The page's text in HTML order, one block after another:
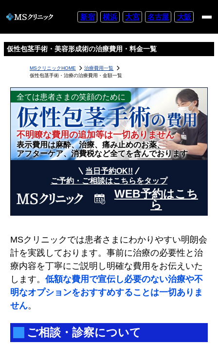
新宿 横浜 大宮 名古屋 大阪
仮性包茎手術・美容形成術の治療費用・料金一覧
MSクリニックHOME
治療費用一覧
仮性包茎手術・治療の治療費用・金額一覧
全ては患者さまの笑顔のために
仮性包茎手術の費用
不明瞭な費用の追加等は一切ありません
表示費用は麻酔、治療、痛み止めのお薬、
アフターケア、消費税など全てを含んでおります
当日予約OK!!
ご予約・ご相談はこちらをタップ
WEB予約はこち
ら
MSクリニックでは患者さまにわかりやすい明朗会
計を実践しております。事前に治療の必要性と治
療内容を丁寧にご説明し明確な費用をお伝えいた
します。 低額な費用で宣伝し必要のない治療や不
明なオプションをおすすめすることは一切ありま
せん。
ご相談・診察について